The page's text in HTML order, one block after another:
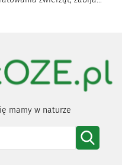
mamy w naturze